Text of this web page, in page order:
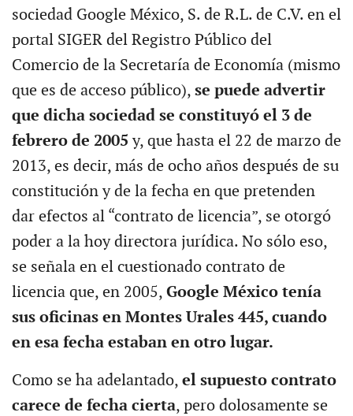
sociedad Google México, S. de R.L. de C.V. en el
portal SIGER del Registro Público del
Comercio de la Secretaría de Economía (mismo
que es de acceso público), se puede advertir
que dicha sociedad se constituyó el 3 de
febrero de 2005 y, que hasta el 22 de marzo de
2013, es decir, más de ocho años después de su
constitución y de la fecha en que pretenden
dar efectos al “contrato de licencia”, se otorgó
poder a la hoy directora jurídica. No sólo eso,
se señala en el cuestionado contrato de
licencia que, en 2005, Google México tenía
sus oficinas en Montes Urales 445, cuando
en esa fecha estaban en otro lugar.
Como se ha adelantado, el supuesto contrato
carece de fecha cierta, pero dolosamente se